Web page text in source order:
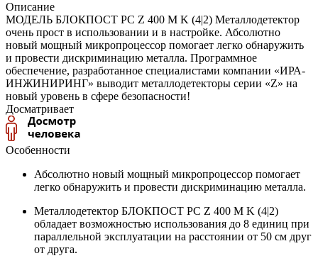
Описание
МОДЕЛЬ БЛОКПОСТ РС Z 400 M K (4|2) Металлодетектор
очень прост в использовании и в настройке. Абсолютно
новый мощный микропроцессор помогает легко обнаружить
и провести дискриминацию металла. Программное
обеспечение, разработанное специалистами компании «ИРА-
ИНЖИНИРИНГ» выводит металлодетекторы серии «Z» на
новый уровень в сфере безопасности!
Досматривает
Особенности
Абсолютно новый мощный микропроцессор помогает
легко обнаружить и провести дискриминацию металла.
Металлодетектор БЛОКПОСТ РС Z 400 M K (4|2)
обладает возможностью использования до 8 единиц при
параллельной эксплуатации на расстоянии от 50 см друг
от друга.